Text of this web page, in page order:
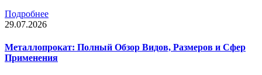
Подробнее
29.07.2026
Металлопрокат: Полный Обзор Видов, Размеров и Сфер
Применения